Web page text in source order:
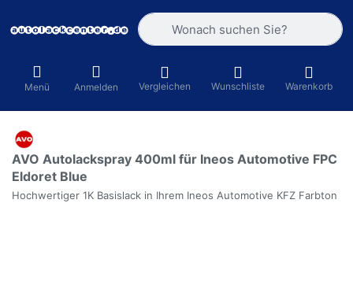
Geben Sie einen Suchbegriff ein.
Menü Anmelden Vergleichen Wunschliste Warenkorb
AVO Autolackspray 400ml für Ineos Automotive FPC
Eldoret Blue
Hochwertiger 1K Basislack in Ihrem Ineos Automotive KFZ Farbton